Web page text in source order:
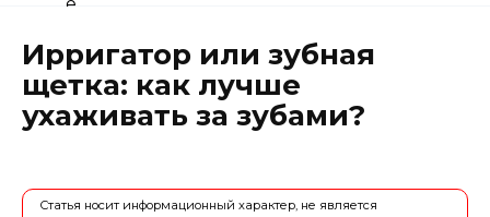
Ирригатор или зубная
щетка: как лучше
ухаживать за зубами?
Статья носит информационный характер, не является